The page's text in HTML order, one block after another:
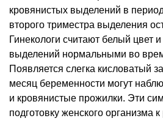
кровянистых выделений в
второго триместра выделения
Гинекологи считают белый цвет
выделений нормальными во
Появляется слегка кисловатый
месяц беременности могут
и кровянистые прожилки. Эти
подготовку женского организма